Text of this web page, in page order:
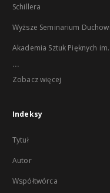
Schillera
Wyższe Seminarium
Akademia Sztuk Pięknych
...
Zobacz więcej
Indeksy
Tytuł
Autor
Współtwórca